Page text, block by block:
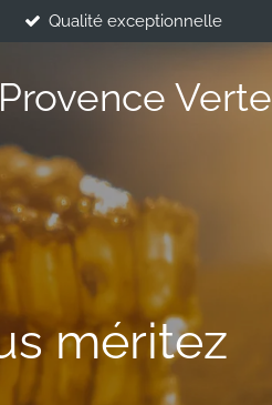
Qualité exceptionnelle
Verte
méritez